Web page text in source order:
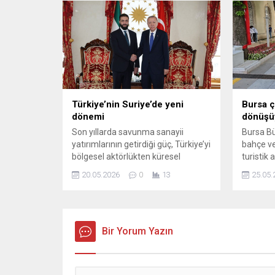
Özdemir’in başkanlığında “Nilüfer
Barış Meclisi”nde yapıldı. Toplantıda,
Nilüfer’deki sosyal belediyecilik
çalışmaları ve dayanışma ruhunu
güçlendirecek önemli kararlar alındı.
​Toplantıda gündeme gelen konular
arasında,...
rotası
arenada
teknik
Türkiye’nin Suriye’de yeni
dönemi
Son yıllarda savunma sanayii
yatırımlarının getirdiği güç, Türkiye’yi
bölgesel aktörlükten küresel
düzeye taşıyan somut adımların
önünü açtı. Ambargoların etkisini
Jerusalem Post’un
değerlendirmesine göre, Aralık
2024’te Suriye’de yaşanan
20.05.2026 0 13
Bursa
Bursa
bahçe
turistik
güzellik
ve
Bir Yorum Yazın